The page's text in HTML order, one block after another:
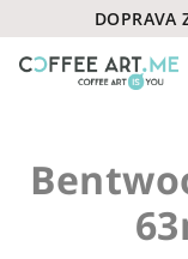
na
obsah
DOPRAVA